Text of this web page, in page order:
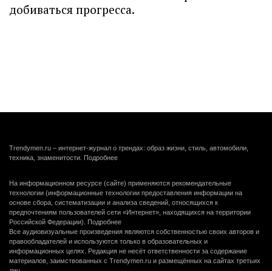
добиваться прогресса.
Trendymen.ru – интернет-журнал о трендах: образ жизни, стиль, автомобили,
техника, знаменитости. Подробнее
На информационном ресурсе (сайте) применяются рекомендательные
технологии (информационные технологии предоставления информации на
основе сбора, систематизации и анализа сведений, относящихся к
предпочтениям пользователей сети «Интернет», находящихся на территории
Российской Федерации). Подробнее
Все аудиовизуальные произведения являются собственностью своих авторов и
правообладателей и используются только в образовательных и
информационных целях. Редакция не несёт ответственности за содержание
материалов, заимствованных с Trendymen.ru и размещённых на сайтах третьих